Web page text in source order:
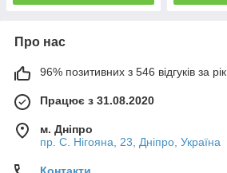
Про нас
96% позитивних з 546 відгуків за рік
Працює з 31.08.2020
м. Дніпро
пр. С. Нігояна, 23, Дніпро, Україна